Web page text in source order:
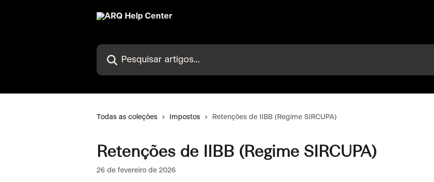
Pesquisar artigos...
Todas as coleções Impostos Retenções de IIBB (Regime SIRCUPA)
Retenções de IIBB (Regime SIRCUPA)
26 de fevereiro de 2026